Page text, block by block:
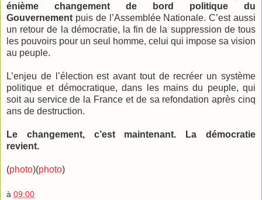
énième changement de bord politique du
Gouvernement puis de l’Assemblée Nationale. C’est aussi
un retour de la démocratie, la fin de la suppression de tous
les pouvoirs pour un seul homme, celui qui impose sa vision
au peuple.
L’enjeu de l’élection est avant tout de recréer un système
politique et démocratique, dans les mains du peuple, qui
soit au service de la France et de sa refondation après cinq
ans de destruction.
Le changement, c’est maintenant. La démocratie
revient.
(photo)(photo)
à 09:00